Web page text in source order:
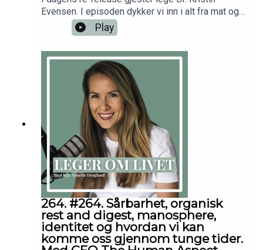
Evensen. I episoden dykker vi inn i alt fra mat og
ernæring til hvordan vi kan bygge oss opp etter
sykdom, hva som kan bidra til å holde oss friske,
og viktigheten av å tørre å dele meningene sine
og stå for det man brenner for. For mer fra Kristin
Evensen: https://www.instagram.com/dr.kristinev
ensen/Tusen takk til deg som abonnerer- som
gjør det mulig for meg å dele denne
kunnskapen!Alt godt,AnnetteFølg meg gjerne
på:Instagram.com/dr.annettedraglandFacebook.co
m/drannettedraglandhttps://youtube.com/@drann
etteDisclaimer: Innholdet i podcasten og på
denne nettsiden er ikke ment å utgjøre eller være
en erstatning for profesjonell medisinsk
rådgivning, diagnose eller behandling. Søk alltid
råd fra legen din eller annet kvalifisert
helsepersonell hvis du har spørsmål angående en
medisinsk tilstand.
Play
264. #264. Sårbarhet, organisk
rest and digest, manosphere,
identitet og hvordan vi kan
komme oss gjennom tunge tider.